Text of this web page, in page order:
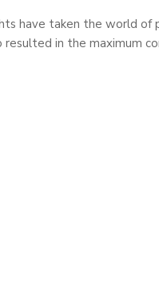
have taken the world of
in the maximum